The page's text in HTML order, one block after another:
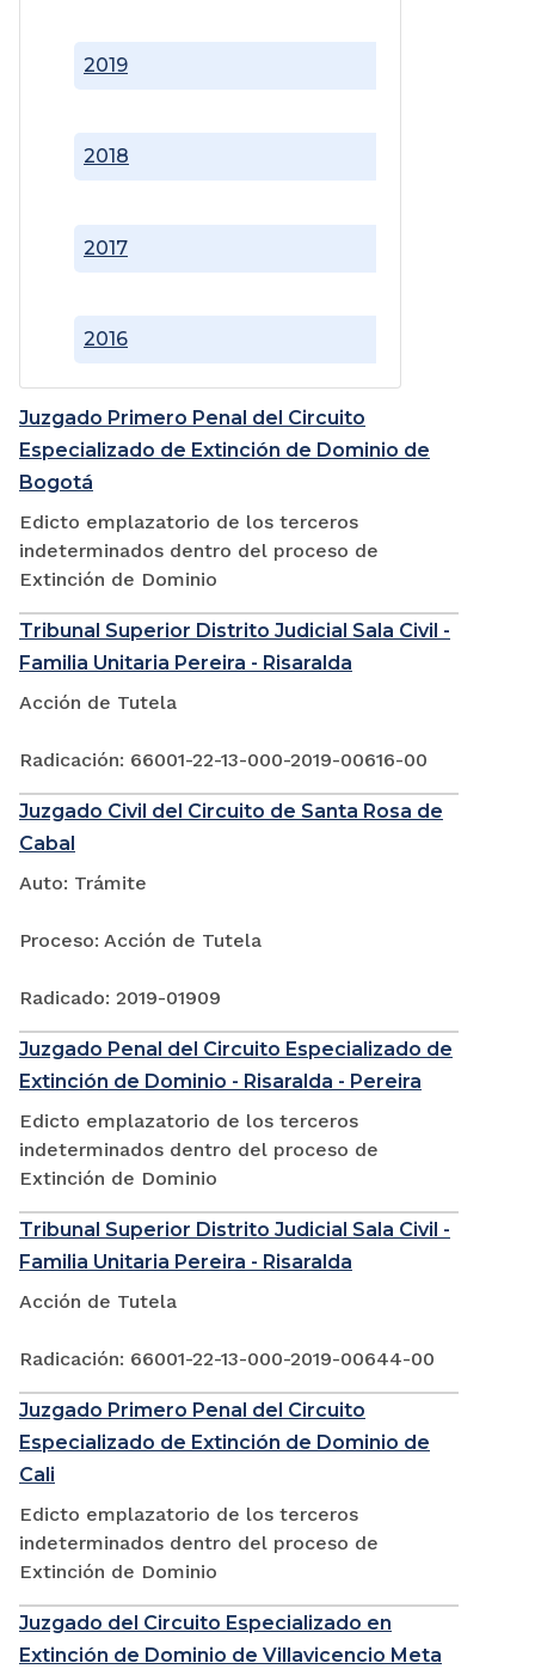
2016
2017
2018
2019
Juzgado Primero Penal del Circuito
Especializado de Extinción de Dominio de
Bogotá
Edicto emplazatorio de los terceros
indeterminados dentro del proceso de
Extinción de Dominio
Tribunal Superior Distrito Judicial Sala Civil -
Familia Unitaria Pereira - Risaralda
Acción de Tutela
Radicación: 66001-22-13-000-2019-00616-00
Juzgado Civil del Circuito de Santa Rosa de
Cabal
Auto: Trámite
Proceso: Acción de Tutela
Radicado: 2019-01909
Juzgado Penal del Circuito Especializado de
Extinción de Dominio - Risaralda - Pereira
Edicto emplazatorio de los terceros
indeterminados dentro del proceso de
Extinción de Dominio
Tribunal Superior Distrito Judicial Sala Civil -
Familia Unitaria Pereira - Risaralda
Acción de Tutela
Radicación: 66001-22-13-000-2019-00644-00
Juzgado Primero Penal del Circuito
Especializado de Extinción de Dominio de
Cali
Edicto emplazatorio de los terceros
indeterminados dentro del proceso de
Extinción de Dominio
Juzgado del Circuito Especializado en
Extinción de Dominio de Villavicencio Meta